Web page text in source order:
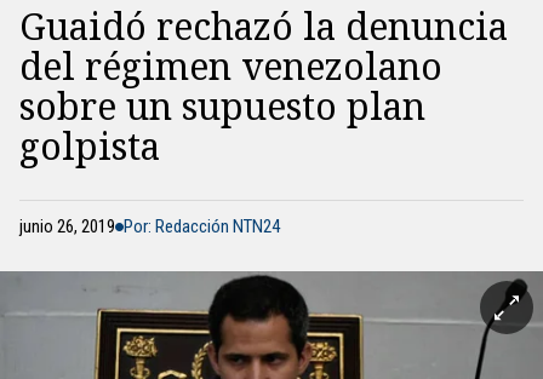
Guaidó rechazó la denuncia
del régimen venezolano
sobre un supuesto plan
golpista
junio 26, 2019 Por: Redacción NTN24